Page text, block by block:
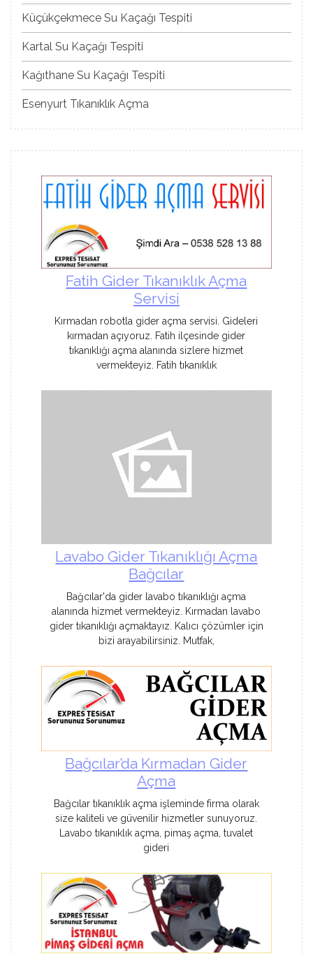
Küçükçekmece Su Kaçağı Tespiti
Kartal Su Kaçağı Tespiti
Kağıthane Su Kaçağı Tespiti
Esenyurt Tıkanıklık Açma
Fatih Gider Tıkanıklık Açma
Servisi
Kırmadan robotla gider açma servisi. Gideleri
kırmadan açıyoruz. Fatih ilçesinde gider
tıkanıklığı açma alanında sizlere hizmet
vermekteyiz. Fatih tıkanıklık
Lavabo Gider Tıkanıklığı Açma
Bağcılar
Bağcılar'da gider lavabo tıkanıklığı açma
alanında hizmet vermekteyiz. Kırmadan lavabo
gider tıkanıklığı açmaktayız. Kalıcı çözümler için
bizi arayabilirsiniz. Mutfak,
Bağcılar’da Kırmadan Gider
Açma
Bağcılar tıkanıklık açma işleminde firma olarak
size kaliteli ve güvenilir hizmetler sunuyoruz.
Lavabo tıkanıklık açma, pimaş açma, tuvalet
gideri